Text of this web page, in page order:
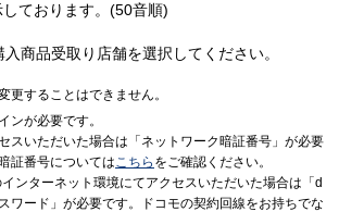
ております。(50音順)
商品受取り店舗を選択してください。
更することはできません。
ンが必要です。
スいただいた場合は「ネットワーク暗証番号」が必要
証番号についてはこちら をご確認ください。
ンターネット環境にてアクセスいただいた場合は「d
ワード」が必要です。ドコモの契約回線をお持ちでな